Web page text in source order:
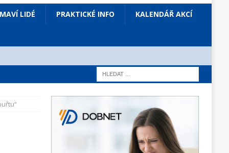
LIDÉ PRAKTICKÉ INFO KALENDÁŘ AKCÍ